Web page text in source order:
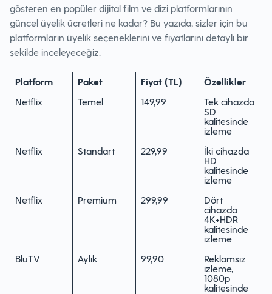
gösteren en popüler dijital film ve dizi platformlarının
güncel üyelik ücretleri ne kadar? Bu yazıda, sizler için bu
platformların üyelik seçeneklerini ve fiyatlarını detaylı bir
şekilde inceleyeceğiz.
Platform Paket Fiyat (TL)
Özellikler
Netflix
Temel 149,99
Tek cihazda
SD
kalitesinde
izleme
Netflix
Standart 229,99
İki cihazda
HD
kalitesinde
izleme
Netflix
Premium 299,99
Dört
cihazda
4K+HDR
kalitesinde
izleme
BluTV
Aylık 99,90
Reklamsız
izleme,
1080p
kalitesinde